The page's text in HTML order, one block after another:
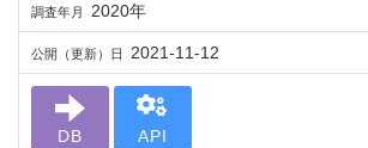
調査年月 2020年
公開（更新）日 2021-11-12
DB API